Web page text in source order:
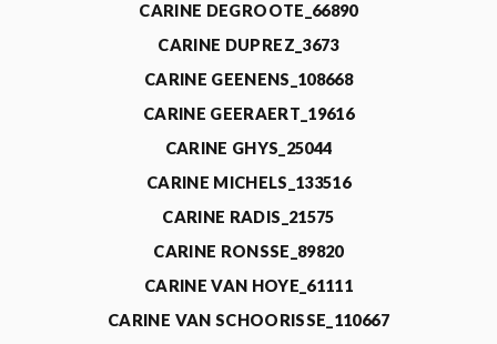
CARINE DEGROOTE_66890
CARINE DUPREZ_3673
CARINE GEENENS_108668
CARINE GEERAERT_19616
CARINE GHYS_25044
CARINE MICHELS_133516
CARINE RADIS_21575
CARINE RONSSE_89820
CARINE VAN HOYE_61111
CARINE VAN SCHOORISSE_110667